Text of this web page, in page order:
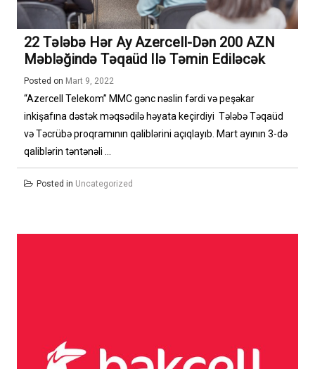
22 Tələbə Hər Ay Azercell-Dən 200 AZN
Məbləğində Təqaüd Ilə Təmin Ediləcək
Posted on Mart 9, 2022
“Azercell Telekom” MMC gənc nəslin fərdi və peşəkar
inkişafına dəstək məqsədilə həyata keçirdiyi Tələbə Təqaüd
və Təcrübə proqramının qaliblərini açıqlayıb. Mart ayının 3-də
qaliblərin təntənəli ...
Posted in Uncategorized